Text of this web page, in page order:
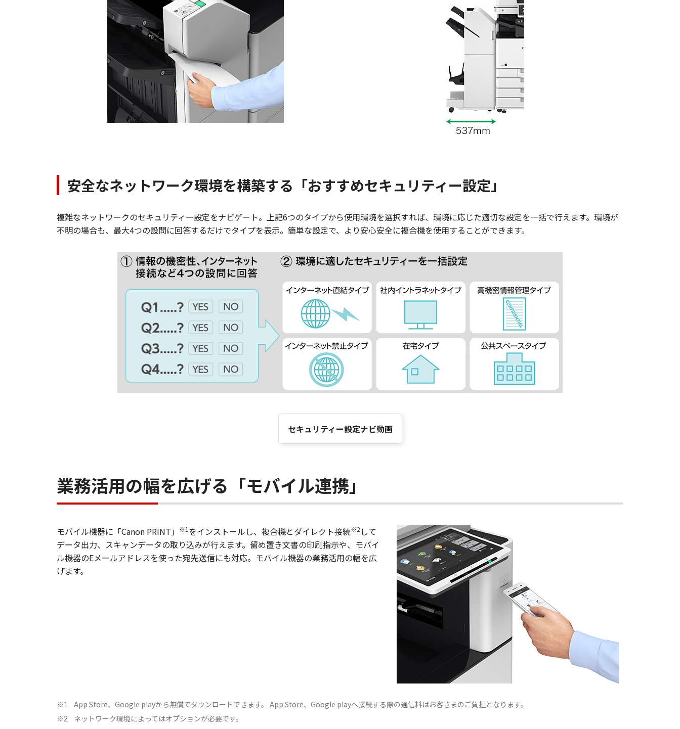
安全なネットワーク環境を構築する「おすすめセキュリティー設定」
複雑なネットワークのセキュリティー設定をナビゲート。上記6つのタイプから使用環境を選択すれば、環境に応じた適切な設定を一括で行えます。環境が
不明の場合も、最大4つの設問に回答するだけでタイプを表示。簡単な設定で、より安心安全に複合機を使用することができます。
セキュリティー設定ナビ動画
業務活用の幅を広げる「モバイル連携」
モバイル機器に「Canon PRINT」 ※1 をインストールし、複合機とダイレクト接続※2 して
データ出力、スキャンデータの取り込みが行えます。留め置き文書の印刷指示や、モバイ
ル機器のEメールアドレスを使った宛先送信にも対応。モバイル機器の業務活用の幅を広
げます。
※1 App Store、Google playから無償でダウンロードできます。 App Store、Google playへ接続する際の通信料はお客さまのご負担となります。
※2 ネットワーク環境によってはオプションが必要です。